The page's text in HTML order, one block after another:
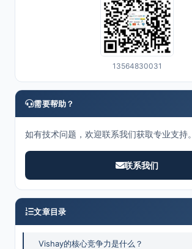
13564830031
需要帮助？
如有技术问题，欢迎联系我们获取专业支持。
联系我们
文章目录
Vishay的核心竞争力是什么？